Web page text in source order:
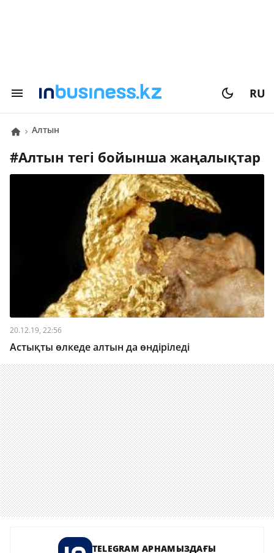
RU
алтын
# алтын тегі бойынша жаңалықтар
20.12.19, 22:56
Астықты өлкеде алтын да өндіріледі